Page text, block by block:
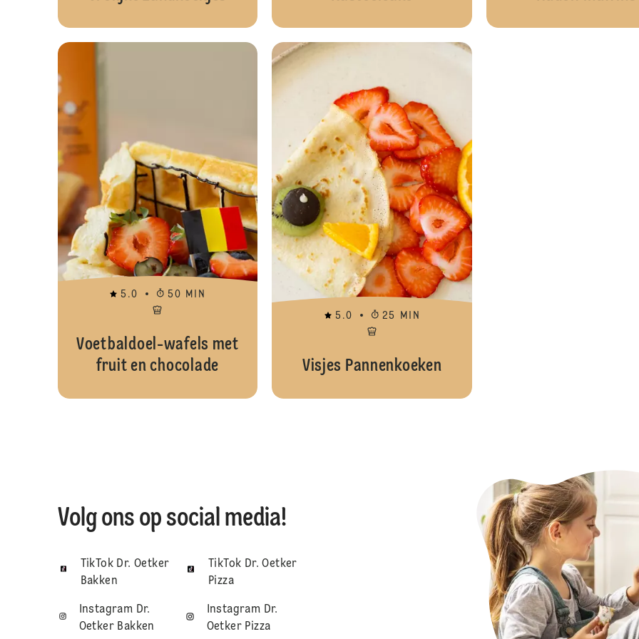
Voetbaldoel-wafels met fruit en
5.0 50 MIN
Voetbaldoel-wafels met
fruit en chocolade
5.0 25 MIN
Visjes Pannenkoeken
Volg ons op social media!
TikTok Dr. Oetker
Bakken
TikTok Dr. Oetker
Pizza
Instagram Dr.
Oetker Bakken
Instagram Dr.
Oetker Pizza